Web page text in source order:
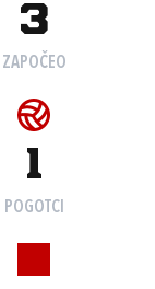
3
ZAPOČEO
1
POGOTCI